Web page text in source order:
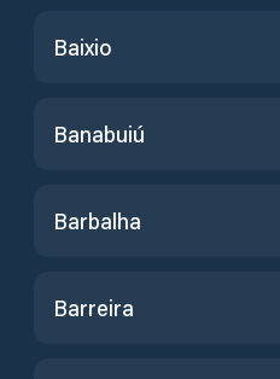
Baixio
Banabuiú
Barbalha
Barreira